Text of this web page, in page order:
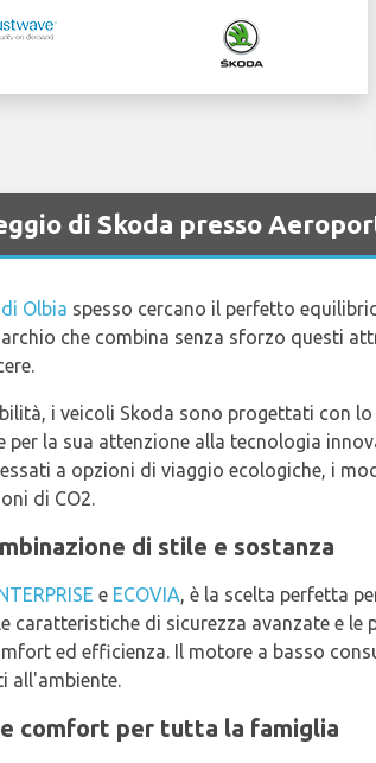
di Skoda presso
Olbia spesso cercano il perfetto
che combina senza sforzo questi
i veicoli Skoda sono progettati con
la sua attenzione alla tecnologia
a opzioni di viaggio ecologiche, i
di CO2.
di stile e sostanza
e ECOVIA, è la scelta perfetta
caratteristiche di sicurezza avanzate e
ed efficienza. Il motore a basso
all'ambiente.
comfort per tutta la famiglia